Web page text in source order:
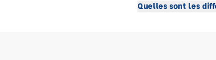
Quelles sont les